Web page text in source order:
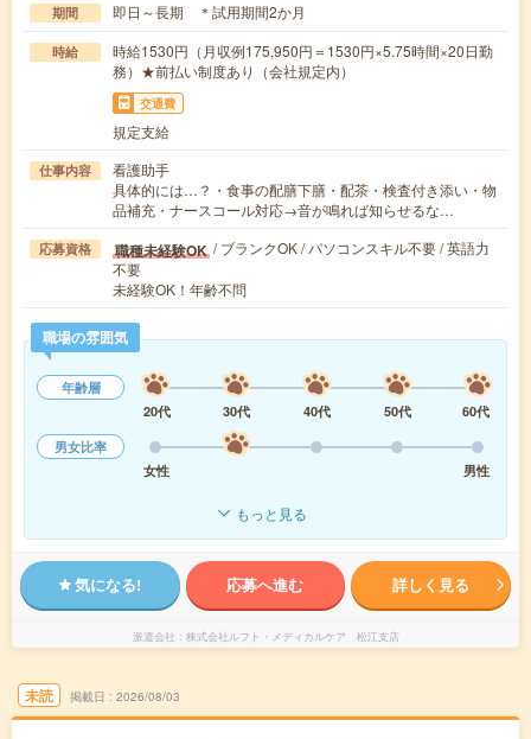
期間 即日～長期 ＊試用期間2か月
時給
時給1530円（月収例175,950円＝1530円×5.75時間×20日勤
務）★前払い制度あり（会社規定内）
交通費
規定支給
仕事内容
看護助手
具体的には…？・食事の配膳下膳・配茶・検査付き添い・物
品補充・ナースコール対応→音が鳴れば知らせるな…
応募資格 職種未経験OK / ブランクOK / パソコンスキル不要 / 英語力
不要
未経験OK！年齢不問
職場の雰囲気
年齢層
20代
30代 40代 50代
60代
男女比率
女性
男性
もっと見る
気になる! 応募へ進む 詳しく見る
派遣会社 株式会社ルフト・メディカルケア 松江支店
未読 掲載日 2026/08/03